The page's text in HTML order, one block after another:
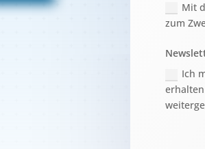
Mit
zum
Ich